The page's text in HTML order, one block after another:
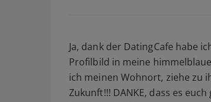
Ja, dank der DatingCafe habe
Profilbild in meine
ich meinen Wohnort, ziehe zu
Zukunft!!! DANKE, dass es euch